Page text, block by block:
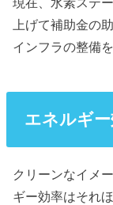
上げて補助金の
インフラの整備
エネルギ
クリーンなイメ
ギー効率はそれ